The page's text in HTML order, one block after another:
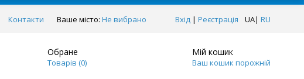
Ваше місто: Не вибрано Вхід | Реєстрація UA| RU
Контакти
Обране
Товарів (0)
Мій кошик
Ваш кошик порожній